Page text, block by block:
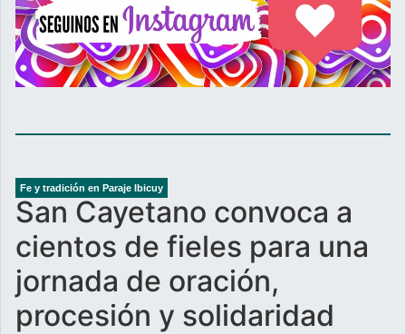
Fe y tradición en Paraje Ibicuy
San Cayetano convoca a
cientos de fieles para una
jornada de oración,
procesión y solidaridad